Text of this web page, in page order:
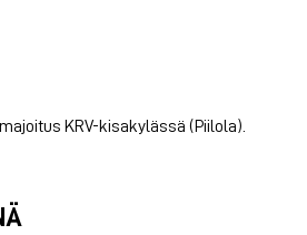
KRV-kisakylässä (Piilola).